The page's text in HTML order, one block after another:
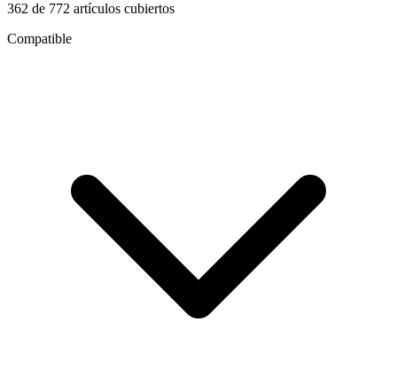
362 de 772 artículos cubiertos
Compatible